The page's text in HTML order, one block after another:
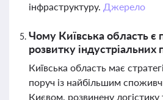
інфраструктуру. Джерело
Чому Київська область
розвитку індустріальних
Київська область має
поруч із найбільшим
Києвом, розвинену логістику